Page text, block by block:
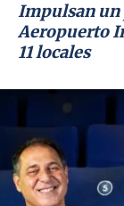
Impulsan un
Aeropuerto
11 locales